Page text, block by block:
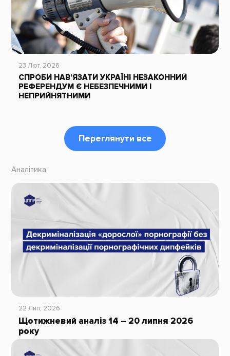
23 Лют, 2026
СПРОБИ НАВ’ЯЗАТИ УКРАЇНІ НЕЗАКОННИЙ
РЕФЕРЕНДУМ Є НЕБЕЗПЕЧНИМИ І
НЕПРИЙНЯТНИМИ
Переглянути все
Аналітика
22 Лип, 2026
Щотижневий аналіз 14 – 20 липня 2026
року